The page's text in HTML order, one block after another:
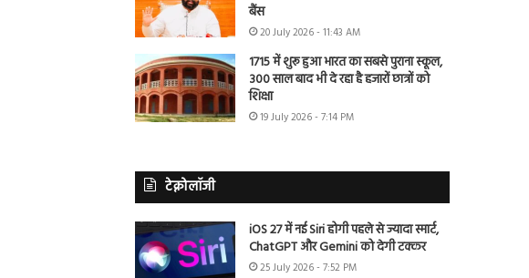
बैंस
20 July 2026 - 11:43 AM
1715 में शुरू हुआ भारत का सबसे पुराना स्कूल,
300 साल बाद भी दे रहा है हजारों छात्रों को
शिक्षा
19 July 2026 - 7:14 PM
टेक्नोलॉजी
iOS 27 में नई Siri होगी पहले से ज्यादा स्मार्ट,
ChatGPT और Gemini को देगी टक्कर
25 July 2026 - 7:52 PM